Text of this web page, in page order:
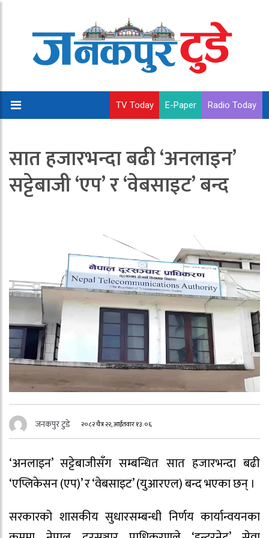
TV Today E-Paper Radio Today
सात हजारभन्दा बढी ‘अनलाइन’
सट्टेबाजी ‘एप’ र ‘वेबसाइट’ बन्द
जनकपुर टुडे २०८२ चैत्र २२, आईतवार १३:०६
‘अनलाइन’ सट्टेबाजीसँग सम्बन्धित सात हजारभन्दा बढी
‘एप्लिकेसन (एप)’ र ‘वेबसाइट’ (युआरएल) बन्द भएका छन् ।
सरकारको शासकीय सुधारसम्बन्धी निर्णय कार्यान्वयनका